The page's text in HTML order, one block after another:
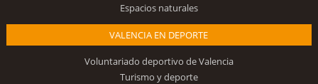
Espacios naturales
VALENCIA EN DEPORTE
Voluntariado deportivo de Valencia
Turismo y deporte